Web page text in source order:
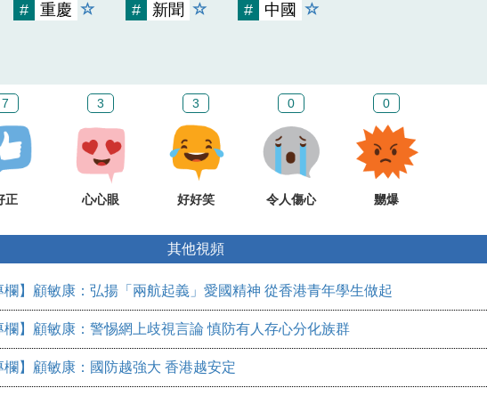
# 重慶 # 新聞 # 中國
7
正
3
心心眼
3
好好笑
0
令人傷心
0
嬲爆
其他視頻
欄】顧敏康：弘揚「兩航起義」愛國精神 從香港青年學生做起
欄】顧敏康：警惕網上歧視言論 慎防有人存心分化族群
欄】顧敏康：國防越強大 香港越安定